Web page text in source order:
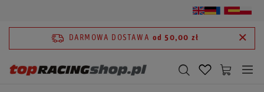
DARMOWA DOSTAWA od 50,00 zł